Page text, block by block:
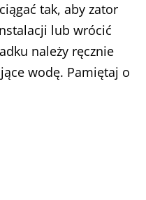
tak, aby zator
lub wrócić
należy ręcznie
wodę. Pamiętaj o